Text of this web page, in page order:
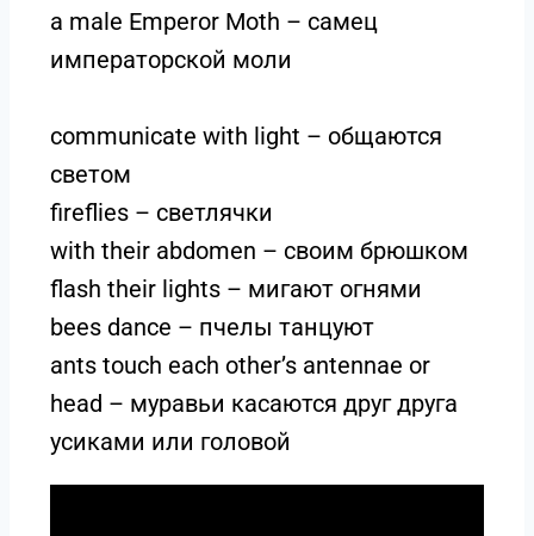
a male Emperor Moth – самец
императорской моли
communicate with light – общаются
светом
fireflies – светлячки
with their abdomen – своим брюшком
flash their lights – мигают огнями
bees dance – пчелы танцуют
ants touch each other’s antennae or
head – муравьи касаются друг друга
усиками или головой